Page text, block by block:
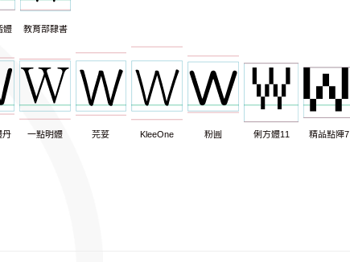
體 教育部隸書
丹 一點明體 芫荽 KleeOne 粉圓 俐方體11 精品點陣7